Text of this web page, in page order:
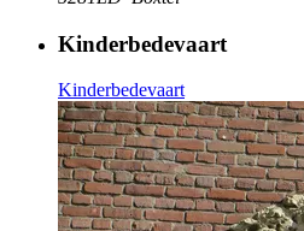
Kinderbedevaart
Kinderbedevaart